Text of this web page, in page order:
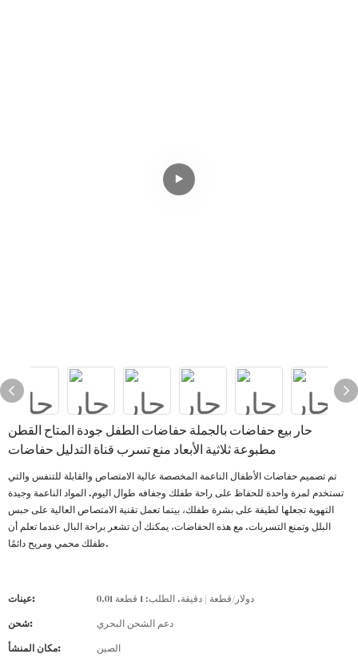
حار بيع حفاضات بالجملة حفاضات الطفل جودة المتاح القطن
مطبوعة ثلاثية الأبعاد منع تسرب قناة التدليل حفاضات
تم تصميم حفاضات الأطفال الناعمة المخصصة عالية الامتصاص والقابلة للتنفس والتي
تستخدم لمرة واحدة للحفاظ على راحة طفلك وجفافه طوال اليوم. المواد الناعمة وجيدة
التهوية تجعلها لطيفة على بشرة طفلك، بينما تعمل تقنية الامتصاص العالية على حبس
البلل وتمنع التسربات. مع هذه الحفاضات، يمكنك أن تشعر براحة البال عندما تعلم أن
طفلك محمي ومريح دائمًا.
عينات:
0.01 دولار/قطعة | دقيقة. الطلب: 1 قطعة
شحن:
دعم الشحن البحري
مكان المنشأ:
الصين